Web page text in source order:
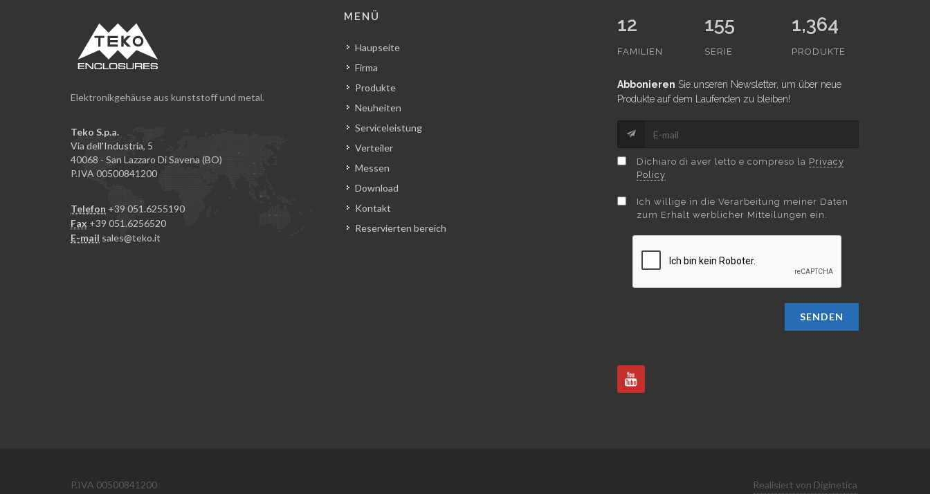
Elektronikgehäuse aus kunststoff und metal.
Teko S.p.a.
Via dell'Industria, 5
40068 - San Lazzaro Di Savena (BO)
P.IVA 00500841200
Telefon +39 051.6255190
Fax +39 051.6256520
E-mail sales@teko.it
MENÜ
Haupseite
Firma
Produkte
Neuheiten
Serviceleistung
Verteiler
Messen
Download
Kontakt
Reservierten bereich
12
FAMILIEN
155
SERIE
1,364
PRODUKTE
Abbonieren Sie unseren Newsletter, um über neue
Produkte auf dem Laufenden zu bleiben!
Dichiaro di aver letto e compreso la Privacy
Policy
Ich willige in die Verarbeitung meiner Daten
zum Erhalt werblicher Mitteilungen ein.
SENDEN
P.IVA 00500841200 Realisiert von Diginetica